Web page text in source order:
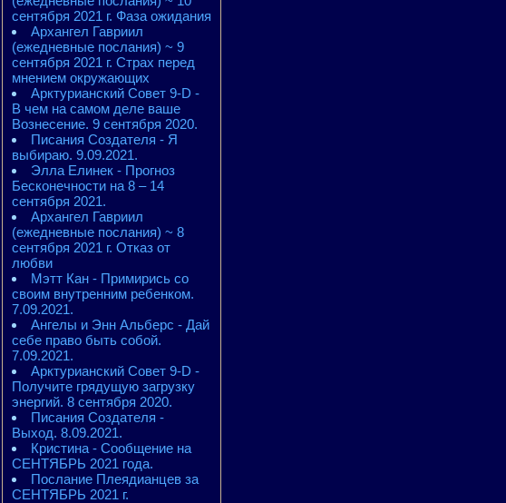
2015 - энергии месяцев
2015 - ЭНЕРГИИ года
сентября 2021 г. Фаза ожидания
Архангел Гавриил
(ежедневные послания) ~ 9
сентября 2021 г. Страх перед
мнением окружающих
Арктурианский Совет 9-D -
В чем на самом деле ваше
Вознесение. 9 сентября 2020.
Писания Создателя - Я
выбираю. 9.09.2021.
Элла Елинек - Прогноз
Бесконечности на 8 – 14
сентября 2021.
Архангел Гавриил
(ежедневные послания) ~ 8
сентября 2021 г. Отказ от
любви
Мэтт Кан - Примирись со
своим внутренним ребенком.
7.09.2021.
Ангелы и Энн Альберс - Дай
себе право быть собой.
7.09.2021.
Арктурианский Совет 9-D -
Получите грядущую загрузку
энергий. 8 сентября 2020.
Писания Создателя -
Выход. 8.09.2021.
Кристина - Сообщение на
СЕНТЯБРЬ 2021 года.
Послание Плеядианцев за
СЕНТЯБРЬ 2021 г.